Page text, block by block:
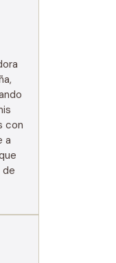
con
a